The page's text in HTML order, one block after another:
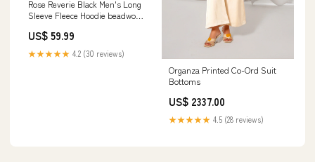
Rose Reverie Black Men's Long
Sleeve Fleece Hoodie beadwork
US$ 59.99
★★★★★ 4.2 (30 reviews)
Organza Printed Co-Ord Suit
Bottoms
US$ 2337.00
★★★★★ 4.5 (28 reviews)